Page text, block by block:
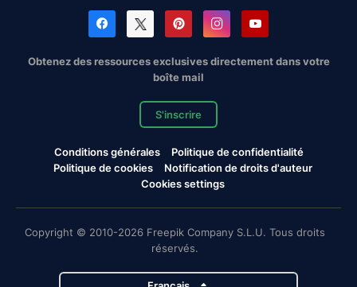
Obtenez des ressources exclusives directement dans votre
boîte mail
S'inscrire
Conditions générales
Politique de confidentialité
Politique de cookies
Notification de droits d'auteur
Cookies settings
Copyright © 2010-2026 Freepik Company S.L.U. Tous droits
réservés.